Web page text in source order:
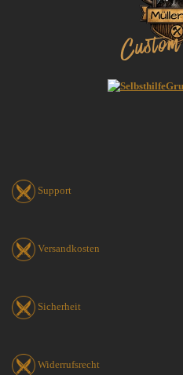
Support
Versandkosten
Sicherheit
Widerrufsrecht